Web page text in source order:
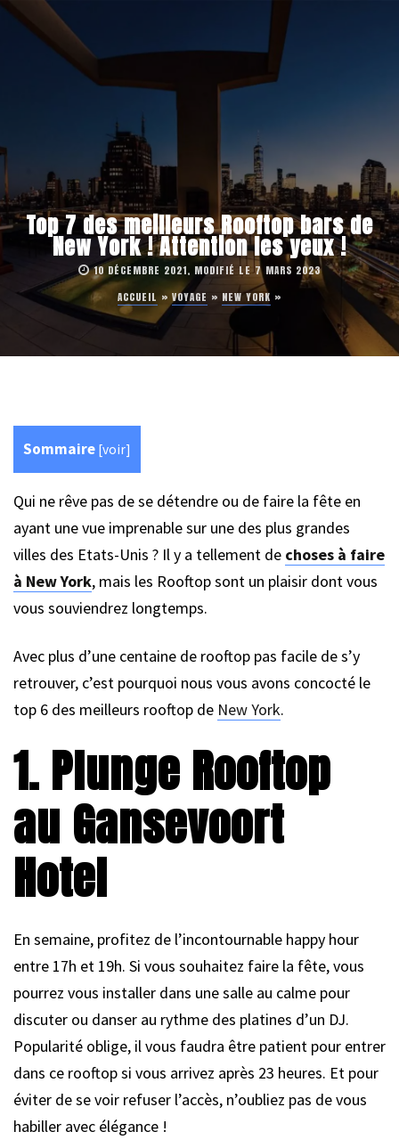
Top 7 des meilleurs Rooftop bars de
New York ! Attention les yeux !
10 DÉCEMBRE 2021, MODIFIÉ LE 7 MARS 2023
ACCUEIL » VOYAGE » NEW YORK »
Sommaire [voir]
Qui ne rêve pas de se détendre ou de faire la fête en
ayant une vue imprenable sur une des plus grandes
villes des Etats-Unis ? Il y a tellement de choses à faire
à New York, mais les Rooftop sont un plaisir dont vous
vous souviendrez longtemps.
Avec plus d’une centaine de rooftop pas facile de s’y
retrouver, c’est pourquoi nous vous avons concocté le
top 6 des meilleurs rooftop de New York.
1. Plunge Rooftop
au Gansevoort
Hotel
En semaine, profitez de l’incontournable happy hour
entre 17h et 19h. Si vous souhaitez faire la fête, vous
pourrez vous installer dans une salle au calme pour
discuter ou danser au rythme des platines d’un DJ.
Popularité oblige, il vous faudra être patient pour entrer
dans ce rooftop si vous arrivez après 23 heures. Et pour
éviter de se voir refuser l’accès, n’oubliez pas de vous
habiller avec élégance !